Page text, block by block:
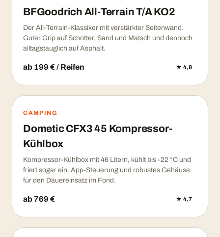
BFGoodrich All-Terrain T/A KO2
Der All-Terrain-Klassiker mit verstärkter Seitenwand.
Guter Grip auf Schotter, Sand und Matsch und dennoch
alltagstauglich auf Asphalt.
ab 199 € / Reifen ★ 4,8
CAMPING
Dometic CFX3 45 Kompressor-
Kühlbox
Kompressor-Kühlbox mit 46 Litern, kühlt bis -22 °C und
friert sogar ein. App-Steuerung und robustes Gehäuse
für den Dauereinsatz im Fond.
ab 769 € ★ 4,7